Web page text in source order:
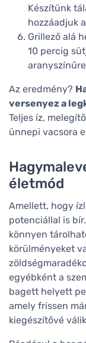
Készítünk
hozzáadjuk
Grillező alá
10 percig
Az eredmény?
versenyez a
Teljes íz,
ünnepi vacsora
életmód
Amellett, hogy
potenciállal is
könnyen
körülményeket
egyébként a
bagett helyett
amely frissen
kiegészítővé